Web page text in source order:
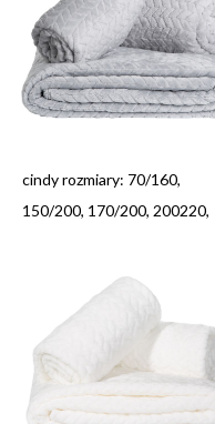
cindy rozmiary: 70/160,
150/200, 170/200, 200220,